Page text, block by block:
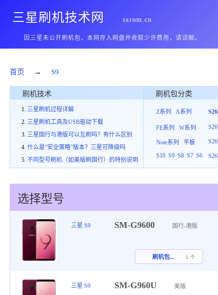
三星刷机技术网 sxrom.cn
因三星未公开刷机包，本网存入网盘并收取少许费用，请谅解。
首页 → S9
刷机技术
三星刷机过程详解
三星刷机工具及USB驱动下载
三星国行与港版可以互刷吗？有什么区别
什么是“安全策略”版本？三星可降级吗
不同型号刷机（如美版刷国行）的特别说明
刷机包分类
Z系列 A系列
FE系列 W系列
Note系列
平板
S10 S9 S8 S7 S6
S26
选择型号
三星 S9 SM-G9600 国行-港版
刷机包... 5 个
三星 S9 SM-G960U 美版